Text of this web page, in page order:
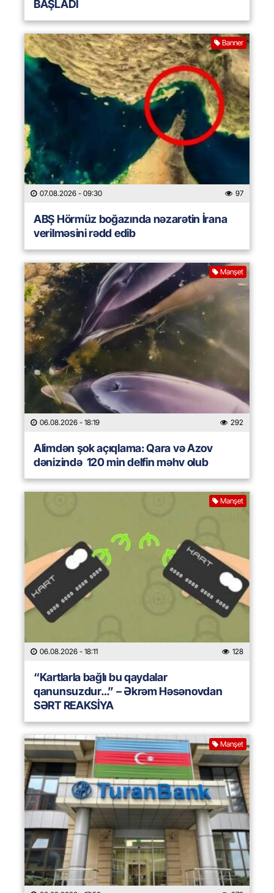
BAŞLADI
Banner
07.08.2026 - 09:30 97
ABŞ Hörmüz boğazında nəzarətin İrana
verilməsini rədd edib
Manşet
06.08.2026 - 18:19 292
Alimdən şok açıqlama: Qara və Azov
dənizində 120 min delfin məhv olub
Manşet
06.08.2026 - 18:11 128
“Kartlarla bağlı bu qaydalar
qanunsuzdur…” – Əkrəm Həsənovdan
SƏRT REAKSİYA
Manşet